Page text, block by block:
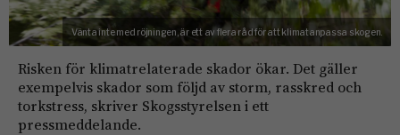
Vänta inte med röjningen, är ett av flera råd för att klimatanpassa skogen.
Risken för klimatrelaterade skador ökar. Det gäller
exempelvis skador som följd av storm, rasskred och
torkstress, skriver Skogsstyrelsen i ett
pressmeddelande.